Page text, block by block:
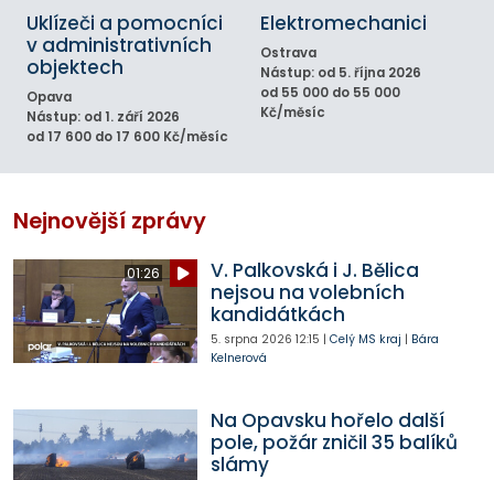
Uklízeči a pomocníci
v administrativních
objektech
Opava
Nástup: od 1. září 2026
od 17 600 do 17 600 Kč/měsíc
Elektromechanici
Ostrava
Nástup: od 5. října 2026
od 55 000 do 55 000
Kč/měsíc
Nejnovější zprávy
01:26
V. Palkovská i J. Bělica
nejsou na volebních
kandidátkách
5. srpna 2026 12:15 | Celý MS kraj | Bára
Kelnerová
Na Opavsku hořelo další
pole, požár zničil 35 balíků
slámy